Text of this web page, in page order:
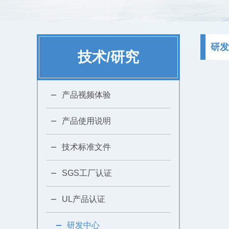
技术/研究
产品视频体验
产品使用说明
技术标准文件
SGS工厂认证
UL产品认证
研发中心
研